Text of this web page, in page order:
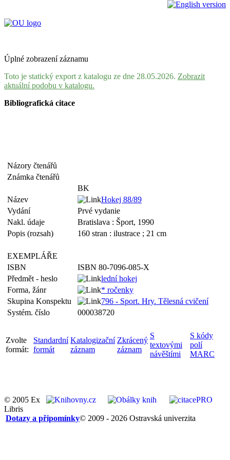
Úplné zobrazení záznamu
Toto je statický export z katalogu ze dne 28.05.2026. Zobrazit
aktuální podobu v katalogu.
Bibliografická citace
Názory čtenářů
Známka čtenářů
BK
Název
Hokej 88/89
Vydání
Prvé vydanie
Nakl. údaje
Bratislava : Šport, 1990
Popis (rozsah)
160 stran : ilustrace ; 21 cm
EXEMPLÁŘE
ISBN
ISBN 80-7096-085-X
Předmět - heslo
lední hokej
Forma, žánr
* ročenky
Skupina Konspektu
796 - Sport. Hry. Tělesná cvičení
Systém. číslo
000038720
Zvolte
formát:
Standardní
formát
Katalogizační
záznam
Zkrácený
záznam
S
textovými
návěštími
S kódy
polí
MARC
© 2005 Ex
Libris
© 2009 - 2026 Ostravská univerzita
Dotazy a připomínky